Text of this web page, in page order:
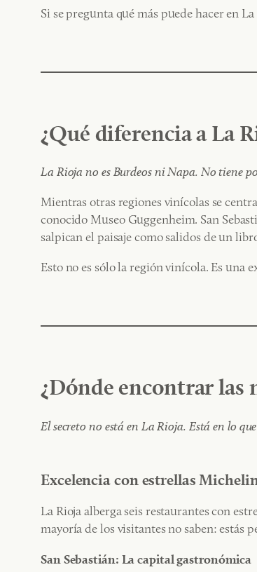
Si se pregunta qué más puede hacer en
¿Qué diferencia a La
La Rioja no es Burdeos ni Napa. No tiene
Mientras otras regiones vinícolas se
conocido Museo Guggenheim. San
salpican el paisaje como salidos de un
Esto no es sólo la región vinícola. Es una
¿Dónde encontrar las
El secreto no está en La Rioja. Está en lo
Excelencia con estrellas
La Rioja alberga seis restaurantes con
mayoría de los visitantes no saben: estás
San Sebastián: La capital gastronómica